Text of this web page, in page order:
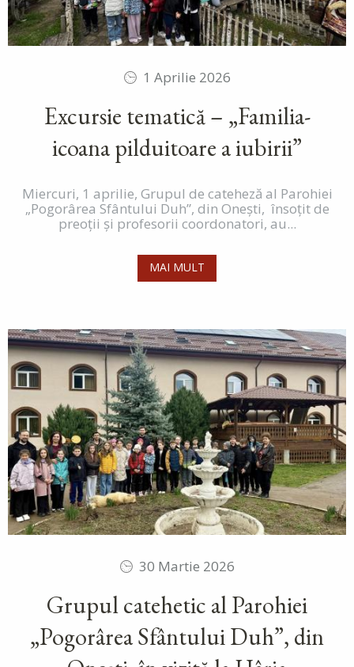
1 Aprilie 2026
Excursie tematică – „Familia-
icoana pilduitoare a iubirii”
Miercuri, 1 aprilie, Grupul de cateheză al Parohiei
„Pogorârea Sfântului Duh”, din Onești, însoțit de
preoții și profesorii coordonatori, au...
MAI MULT
30 Martie 2026
Grupul catehetic al Parohiei
„Pogorârea Sfântului Duh”, din